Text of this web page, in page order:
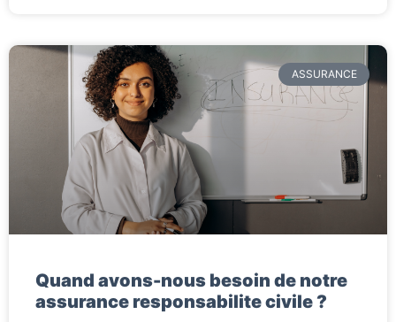
ASSURANCE
Quand avons-nous besoin de notre
assurance responsabilite civile ?